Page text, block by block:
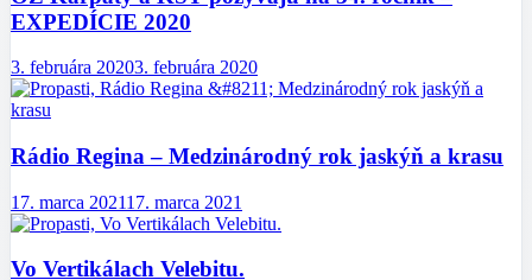
EXPEDÍCIE 2020
3. februára 20203. februára 2020
Rádio Regina – Medzinárodný rok jaskýň a krasu
17. marca 202117. marca 2021
Vo Vertikálach Velebitu.